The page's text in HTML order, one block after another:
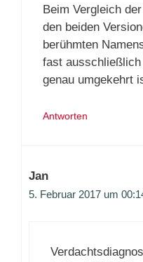
Beim Vergleich
den beiden
berühmten
fast
genau umgekehrt
Antworten
Jan
5. Februar 2017 um